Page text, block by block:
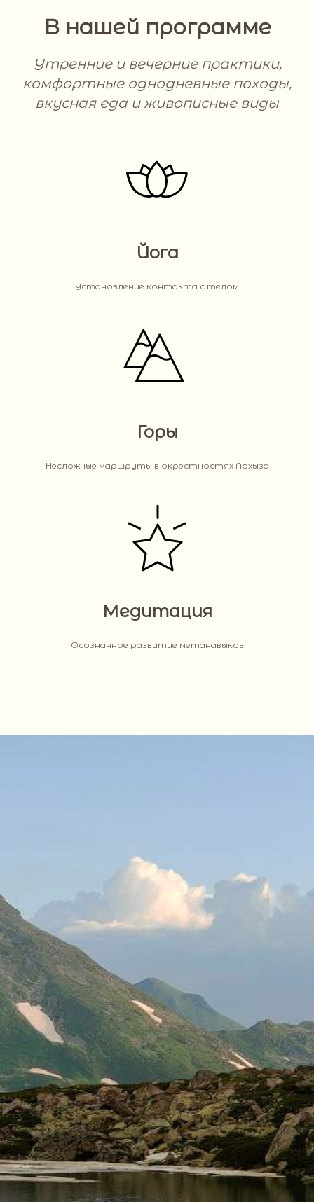
В нашей программе
Утренние и вечерние практики,
комфортные однодневные походы,
вкусная еда и живописные виды
Йога
Установление контакта с телом
Горы
Несложные маршруты в окрестностях Архыза
Медитация
Осознанное развитие метанавыков